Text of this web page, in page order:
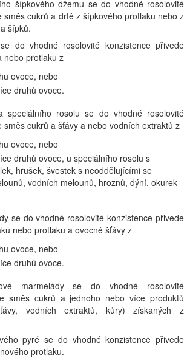
šípkového džemu se do vhodné rosolovité
směs cukrů a drtě z šípkového protlaku nebo z
šípků.
do vhodné rosolovité konzistence přivede
nebo protlaku z
ovoce, nebo
druhů ovoce.
speciálního rosolu se do vhodné rosolovité
směs cukrů a šťávy a nebo vodních extraktů z
ovoce, nebo
druhů ovoce, u speciálního rosolu s
hrušek, švestek s neoddělujícími se
vodních melounů, hroznů, dýní, okurek
se do vhodné rosolovité konzistence přivede
nebo protlaku a ovocné šťávy z
ovoce, nebo
druhů ovoce.
marmelády se do vhodné rosolovité
směs cukrů a jednoho nebo více produktů
vodních extraktů, kůry) získaných z
pyré se do vhodné konzistence přivede
protlaku.